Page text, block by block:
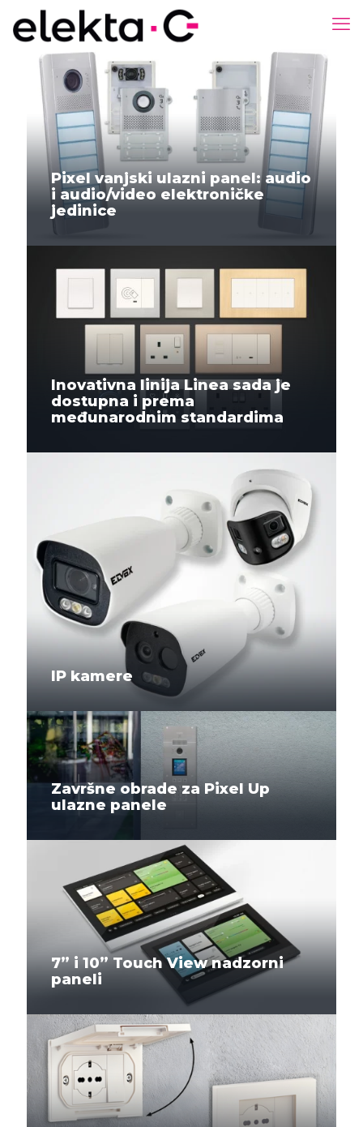
Pixel vanjski ulazni panel: audio
i audio/video elektroničke
jedinice
Inovativna linija Linea sada je
dostupna i prema
međunarodnim standardima
IP kamere
Završne obrade za Pixel Up
ulazne panele
7” i 10” Touch View nadzorni
paneli